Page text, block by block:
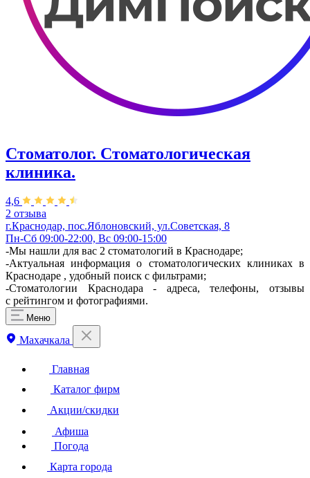
Стоматолог. Стоматологическая
клиника.
4,6
2 отзыва
г.Краснодар, пос.Яблоновский, ул.Советская, 8
Пн-Сб 09:00-22:00, Вс 09:00-15:00
-Мы нашли для вас 2 стоматологий в Краснодаре;
-Актуальная информация о стоматологических клиниках в
Краснодаре , удобный поиск с фильтрами;
-Стоматологии Краснодара - адреса, телефоны, отзывы
с рейтингом и фотографиями.
Меню
Махачкала
Главная
Каталог фирм
Акции/скидки
Афиша
Погода
Карта города